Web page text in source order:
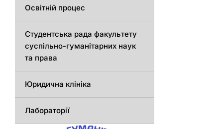
Освітній процес
Студентська рада факультету
суспільно-гуманітарних наук
та права
Юридична клініка
Лабораторії